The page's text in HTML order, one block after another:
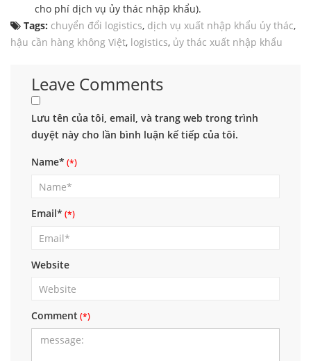
cho phí dịch vụ ủy thác nhập khẩu).
Tags: chuyển đổi logistics, dịch vụ xuất nhập khẩu ủy thác,
hậu cần hàng không Việt, logistics, ủy thác xuất nhập khẩu
Leave Comments
Lưu tên của tôi, email, và trang web trong trình
duyệt này cho lần bình luận kế tiếp của tôi.
Name*
Email*
Website
Comment